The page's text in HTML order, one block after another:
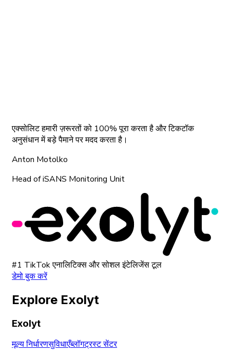
एक्सोलिट हमारी ज़रूरतों को 100% पूरा करता है और टिकटॉक
अनुसंधान में बड़े पैमाने पर मदद करता है।
Anton Motolko
Head of iSANS Monitoring Unit
#1 TikTok एनालिटिक्स और सोशल इंटेलिजेंस टूल
डेमो बुक करें
Explore Exolyt
Exolyt
मूल्य निर्धारणसुविधाएँब्लॉगट्रस्ट सेंटर